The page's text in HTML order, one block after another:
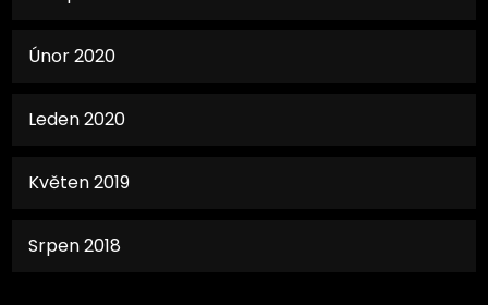
Únor 2020
Leden 2020
Květen 2019
Srpen 2018